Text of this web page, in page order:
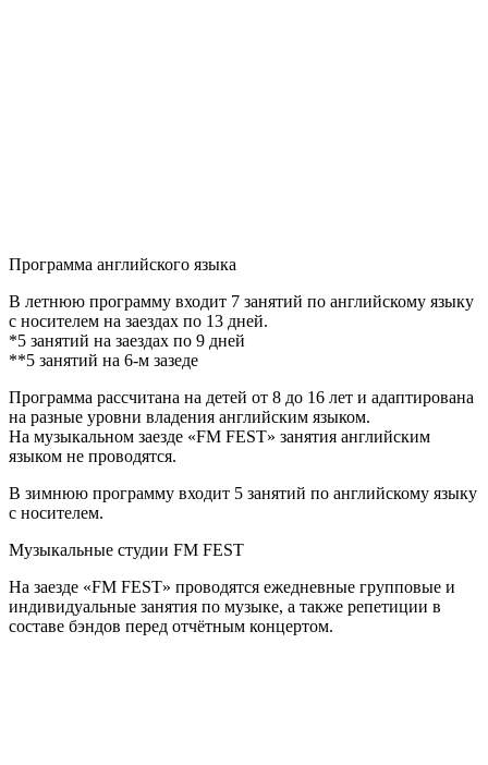
Программа английского языка
В летнюю программу входит 7 занятий по английскому языку
с носителем на заездах по 13 дней.
*5 занятий на заездах по 9 дней
**5 занятий на 6-м зазеде
Программа рассчитана на детей от 8 до 16 лет и адаптирована
на разные уровни владения английским языком.
На музыкальном заезде «FM FEST» занятия английским
языком не проводятся.
В зимнюю программу входит 5 занятий по английскому языку
с носителем.
Музыкальные студии FM FEST
На заезде «FM FEST» проводятся ежедневные групповые и
индивидуальные занятия по музыке, а также репетиции в
составе бэндов перед отчётным концертом.